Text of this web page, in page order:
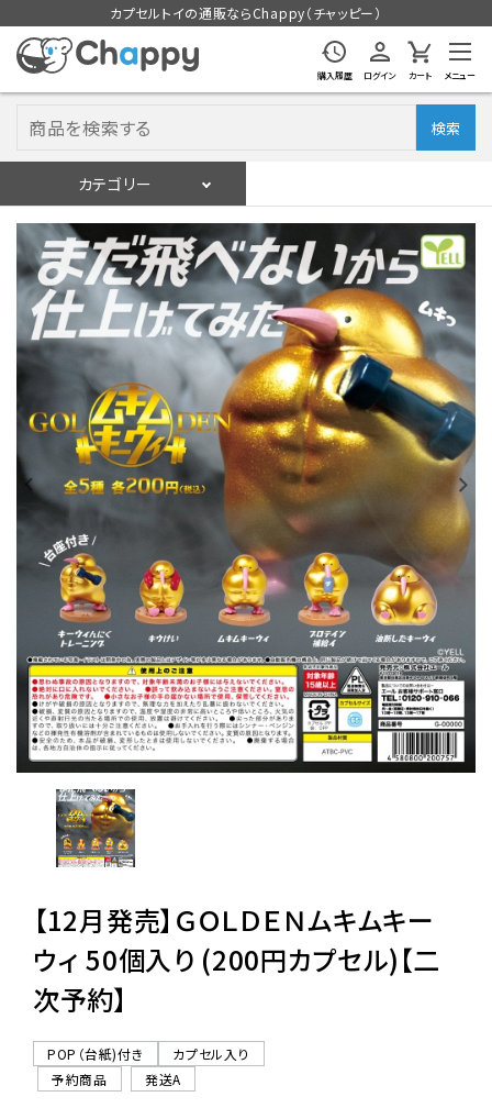
カプセルトイの通販ならChappy（チャッピー）
購入履歴 ログイン カート メニュー
検索
カテゴリー
ログイン 会員登録
入荷スケジュールをチェック
カプセルトイマシン本体
カプセルトイ
販促用空カプセル
レンタル
景品・玩具・文具
販促用カプセルトイ
よくあるご質問
06-6282-7659
【12月発売】ＧＯＬＤＥＮムキムキー
ウィ 50個入り (200円カプセル)【二
次予約】
POP（台紙)付き
カプセル入り
予約商品
発送A